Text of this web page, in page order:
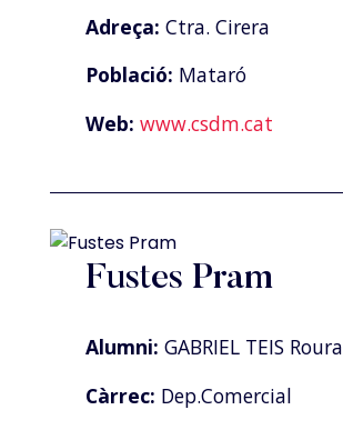
Adreça: Ctra. Cirera
Població: Mataró
Web: www.csdm.cat
Fustes Pram
Alumni: GABRIEL TEIS Roura
Càrrec: Dep.Comercial